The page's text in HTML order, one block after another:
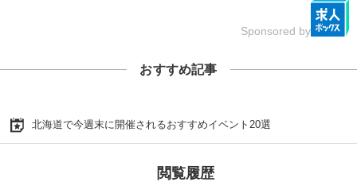
Sponsored by
おすすめ記事
北海道で今週末に開催されるおすすめイベント20選
閲覧履歴